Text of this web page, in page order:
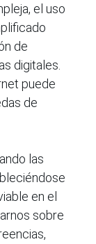
el uso
de
digitales.
puede
de
las
en el
sobre